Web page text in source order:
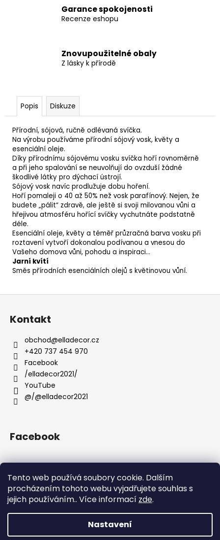
Tento web používá soubory cookie. Dalším
procházením tohoto webu vyjadřujete souhlas s
jejich používáním.. Více informací zde.
Nastavení
Garance spokojenosti
Recenze eshopu
Znovupoužitelné obaly
Z lásky k přírodě
Popis Diskuze
Přírodní, sójová, ručně odlévaná svíčka.
Na výrobu používáme přírodní sójový vosk, květy a
esenciální oleje.
Díky přírodnímu sójovému vosku svíčka hoří rovnoměrně
a při jeho spalování se neuvolňují do ovzduší žádné
škodlivé látky pro dýchací ústrojí.
Sójový vosk navíc prodlužuje dobu hoření.
Hoří pomaleji o 40 až 50% než vosk parafínový. Nejen, že
budete „pálit“ zdravě, ale ještě si svoji milovanou vůni a
hřejivou atmosféru hořící svíčky vychutnáte podstatně
déle.
Esenciální oleje, květy a téměř průzračná barva vosku při
roztavení vytvoří dokonalou podívanou a vnesou do
Vašeho domova vůni, pohodu a inspiraci...
Jarní kvítí
Směs přírodních esenciálních olejů s květinovou vůní.
Z
Kontakt
obchod@elladecor.cz
+420 737 454 970
Facebook
/elladecor2021/
YouTube
@/@elladecor2021
Facebook
Přijímáme online platby